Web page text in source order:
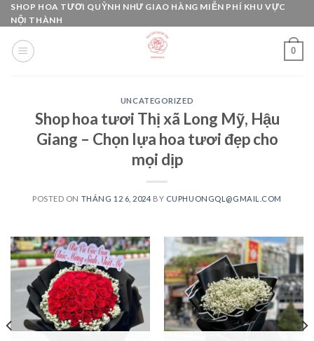
Skip
to
content
SHOP HOA TƯƠI QUỲNH NHƯ GIAO HÀNG MIỄN PHÍ KHU VỰC
NỘI THÀNH
0
UNCATEGORIZED
Shop hoa tươi Thị xã Long Mỹ, Hậu
Giang – Chọn lựa hoa tươi đẹp cho
mọi dịp
POSTED ON THÁNG 12 6, 2024 BY CUPHUONGQL@GMAIL.COM